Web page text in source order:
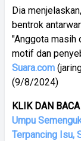
Dia
bentrok
"Anggota masih
motif dan
Suara.com
(9/8/2024)
KLIK DAN
Umpu
Terpancing Isu,